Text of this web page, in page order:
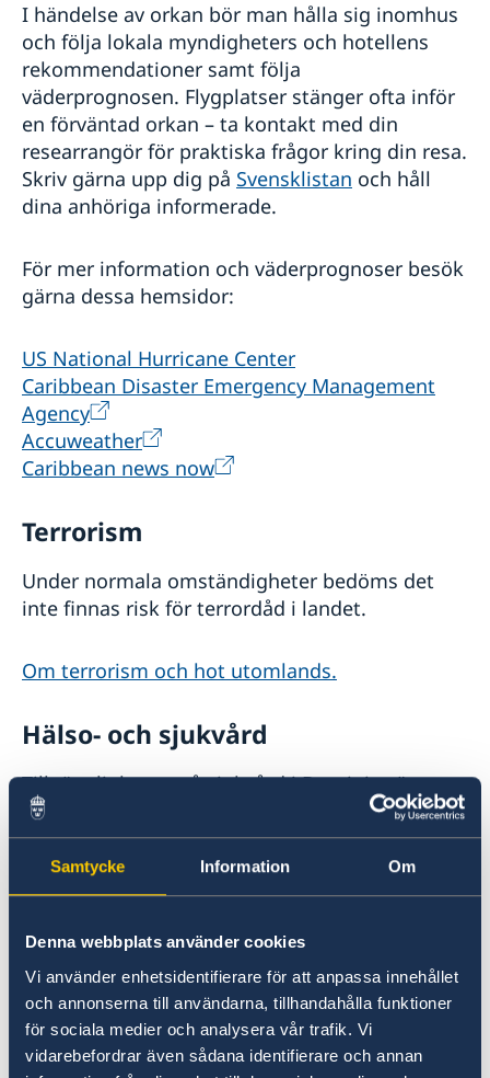
Samtycke Information Om
Denna webbplats använder cookies
Vi använder enhetsidentifierare för att anpassa innehållet
och annonserna till användarna, tillhandahålla funktioner
för sociala medier och analysera vår trafik. Vi
vidarebefordrar även sådana identifierare och annan
I händelse av orkan bör man hålla sig inomhus
och följa lokala myndigheters och hotellens
rekommendationer samt följa
väderprognosen. Flygplatser stänger ofta inför
en förväntad orkan – ta kontakt med din
researrangör för praktiska frågor kring din resa.
Skriv gärna upp dig på Svensklistan och håll
dina anhöriga informerade.
För mer information och väderprognoser besök
gärna dessa hemsidor:
US National Hurricane Center
Caribbean Disaster Emergency Management
Agency
Accuweather
Caribbean news now
Terrorism
Under normala omständigheter bedöms det
inte finnas risk för terrordåd i landet.
Om terrorism och hot utomlands.
Hälso- och sjukvård
Tillgängligheten på sjukvård i Dominica är
begränsad. Det finns ett par allmänna sjukhus
och några privata kliniker för akutfall.
Ambulanstillgången är också begränsad. Mer
allvarliga sjukdomsfall kan kräva evakuering.
Försäkringsskydd
Det är viktigt att du är rätt försäkrad innan du
påbörjar resan till Dominica, eller har
kontrollerat om reseförsäkring ingår i din